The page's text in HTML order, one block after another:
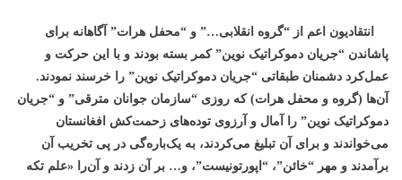
انتقادیون اعم از “گروه انقلابی…” و “محفل هرات” آگاهانه برای
پاشاندن “جریان دموکراتیک نوین” کمر بسته بودند و با این حرکت و
عمل‌کرد دشمنان طبقاتی “جریان دموکراتیک نوین” را خرسند نمودند.
آن‌ها (گروه و محفل هرات) که روزی “سازمان جوانان مترقی” و “جریان
دموکراتیک نوین” را آمال و آرزوی توده‌های زحمت‌کش افغانستان
می‌خواندند و برای آن تبلیغ می‌کردند، به یک‌باره‌گی در پی تخریب آن
برآمدند و مهر “خائن”، “اپورتونیست”، و… بر آن زدند و آن‌را «علم تکه